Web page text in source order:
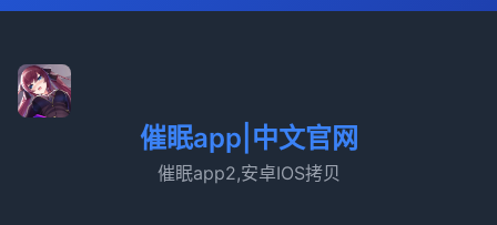
催眠app|中文官网
催眠app2,安卓IOS拷贝